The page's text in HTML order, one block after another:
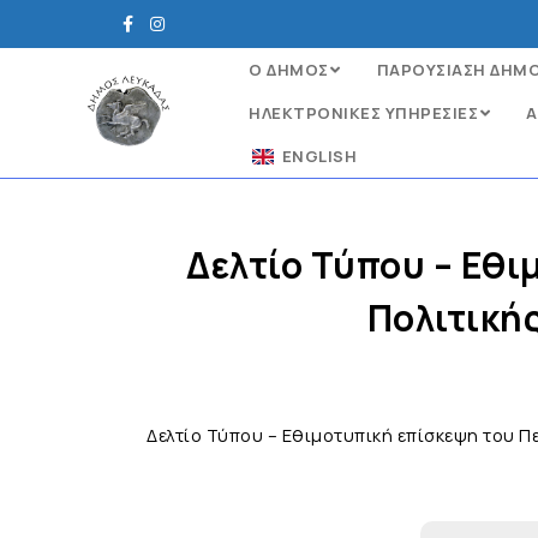
Ο ΔΗΜΟΣ ΠΑΡΟΥΣΙΑΣΗ
ΗΛΕΚΤΡΟΝΙΚΈΣ ΥΠΗΡΕΣΊΕΣ
ENGLISH
Δελτίο Τύπου –
Δελτίο Τύπου – Εθιμοτυπική επίσκεψη του